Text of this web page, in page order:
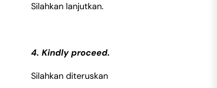
Silahkan lanjutkan.
4. Kindly proceed.
Silahkan diteruskan